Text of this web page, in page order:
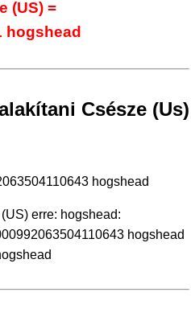
(US) =
hogshead
Csésze (Us)
hogshead
erre: hogshead:
hogshead